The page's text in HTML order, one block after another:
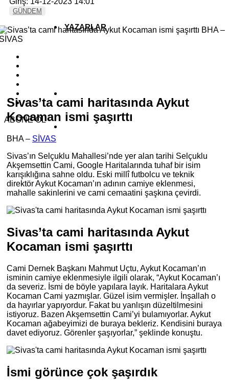
YAZARLAR
GÜNDEM
ABONE OL
Sivas’ta cami haritasında Aykut
Kocaman ismi şaşırttı
BHA – SİVAS
Sivas’ın Selçuklu Mahallesi’nde yer alan tarihi Selçuklu
Akşemsettin Cami, Google Haritalarında tuhaf bir isim
karışıklığına sahne oldu. Eski millî futbolcu ve teknik
direktör Aykut Kocaman’ın adının camiye eklenmesi,
mahalle sakinlerini ve cami cemaatini şaşkına çevirdi.
Sivas’ta cami haritasında Aykut
Kocaman ismi şaşırttı
Cami Dernek Başkanı Mahmut Uçtu, Aykut Kocaman’ın
isminin camiye eklenmesiyle ilgili olarak, “Aykut Kocaman’ı
da severiz. İsmi de böyle yapılara layık. Haritalara Aykut
Kocaman Cami yazmışlar. Güzel isim vermişler. İnşallah o
da hayırlar yapıyordur. Fakat bu yanlışın düzeltilmesini
istiyoruz. Bazen Akşemsettin Cami’yi bulamıyorlar. Aykut
Kocaman ağabeyimizi de buraya bekleriz. Kendisini buraya
davet ediyoruz. Görenler şaşıyorlar,” şeklinde konuştu.
İsmi görünce çok şaşırdık